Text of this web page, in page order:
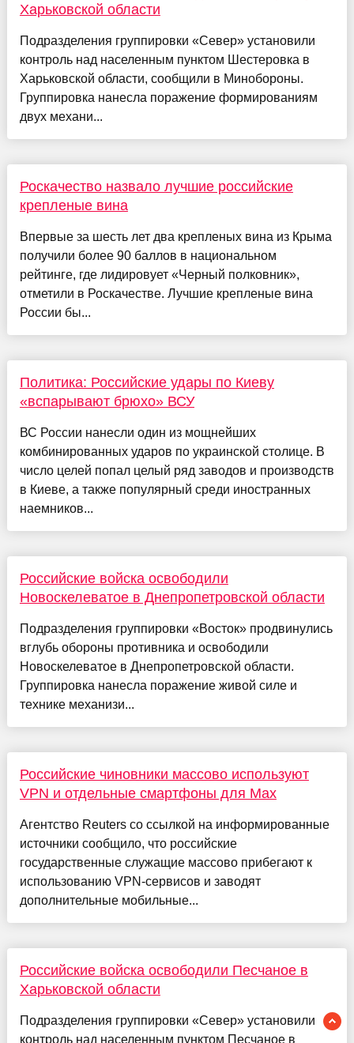
Харьковской области
Подразделения группировки «Север» установили
контроль над населенным пунктом Шестеровка в
Харьковской области, сообщили в Минобороны.
Группировка нанесла поражение формированиям
двух механи...
Роскачество назвало лучшие российские
крепленые вина
Впервые за шесть лет два крепленых вина из Крыма
получили более 90 баллов в национальном
рейтинге, где лидировует «Черный полковник»,
отметили в Роскачестве. Лучшие крепленые вина
России бы...
Политика: Российские удары по Киеву
«вспарывают брюхо» ВСУ
ВС России нанесли один из мощнейших
комбинированных ударов по украинской столице. В
число целей попал целый ряд заводов и производств
в Киеве, а также популярный среди иностранных
наемников...
Российские войска освободили
Новоскелеватое в Днепропетровской области
Подразделения группировки «Восток» продвинулись
вглубь обороны противника и освободили
Новоскелеватое в Днепропетровской области.
Группировка нанесла поражение живой силе и
технике механизи...
Российские чиновники массово используют
VPN и отдельные смартфоны для Max
Агентство Reuters со ссылкой на информированные
источники сообщило, что российские
государственные служащие массово прибегают к
использованию VPN-сервисов и заводят
дополнительные мобильные...
Российские войска освободили Песчаное в
Харьковской области
Подразделения группировки «Север» установили
контроль над населенным пунктом Песчаное в